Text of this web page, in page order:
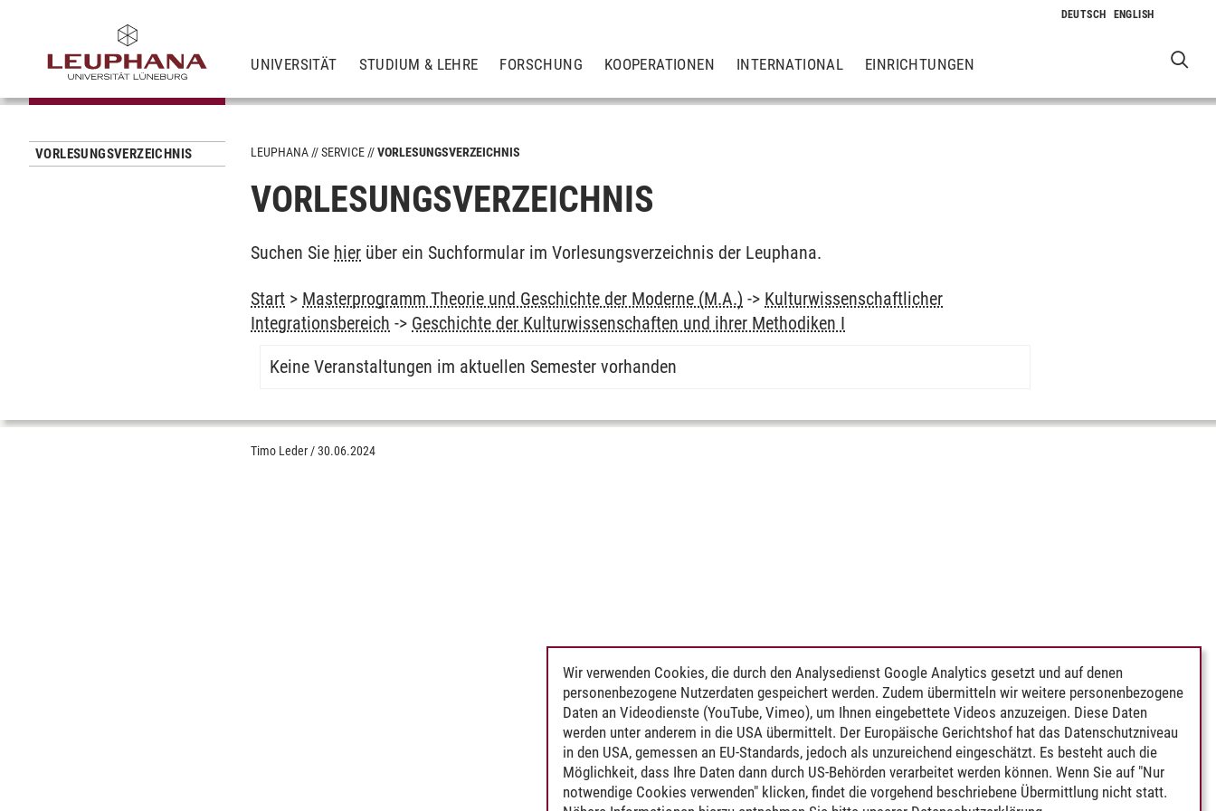
UNIVERSITÄT STUDIUM & LEHRE FORSCHUNG KOOPERATIONEN INTERNATIONAL EINRICHTUNGEN
VORLESUNGSVERZEICHNIS LEUPHANA SERVICE VORLESUNGSVERZEICHNIS
VORLESUNGSVERZEICHNIS
Suchen Sie hier über ein Suchformular im Vorlesungsverzeichnis der Leuphana.
Start > Masterprogramm Theorie und Geschichte der Moderne (M.A.) -> Kulturwissenschaftlicher
Integrationsbereich -> Geschichte der Kulturwissenschaften und ihrer Methodiken I
Keine Veranstaltungen im aktuellen Semester vorhanden
Timo Leder /30.06.2024
Wir verwenden Cookies, die durch den Analysedienst Google Analytics gesetzt und auf denen
personenbezogene Nutzerdaten gespeichert werden. Zudem übermitteln wir weitere personenbezogene
Daten an Videodienste (YouTube, Vimeo), um Ihnen eingebettete Videos anzuzeigen. Diese Daten
werden unter anderem in die USA übermittelt. Der Europäische Gerichtshof hat das Datenschutzniveau
in den USA, gemessen an EU-Standards, jedoch als unzureichend eingeschätzt. Es besteht auch die
Möglichkeit, dass Ihre Daten dann durch US-Behörden verarbeitet werden können. Wenn Sie auf "Nur
notwendige Cookies verwenden" klicken, findet die vorgehend beschriebene Übermittlung nicht statt.